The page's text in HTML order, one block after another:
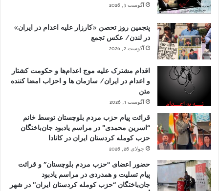
آگوست 3, 2026
پنجمین روز تحصن «کارزار علیه اعدام در ایران»
در لندن/ عکس تجمع
آگوست 2, 2026
اقدام مشترک علیه موج اعدام‌ها و حکومت کشتار
و اعدام در ایران/ سازمان ها و احزاب امضا کننده
متن
آگوست 1, 2026
قرائت پیام حزب مردم بلوچستان توسط خانم
“اسرین محمدی” در مراسم یادبود جان‌باختگان
حزب کومله کردستان ایران در کانادا
جولای 26, 2026
حضور اعضای “حزب مردم بلوچستان” و قرائت
پیام تسلیت و همدردی در مراسم یادبود
جان‌باختگان “حزب کومله کردستان ایران” در شهر